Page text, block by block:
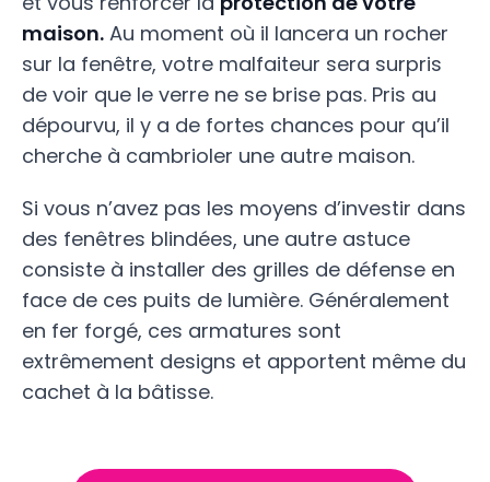
maison. Au moment où il lancera un rocher
sur la fenêtre, votre malfaiteur sera surpris
de voir que le verre ne se brise pas. Pris au
dépourvu, il y a de fortes chances pour qu’il
cherche à cambrioler une autre maison.
Si vous n’avez pas les moyens d’investir dans
des fenêtres blindées, une autre astuce
consiste à installer des grilles de défense en
face de ces puits de lumière. Généralement
en fer forgé, ces armatures sont
extrêmement designs et apportent même du
cachet à la bâtisse.